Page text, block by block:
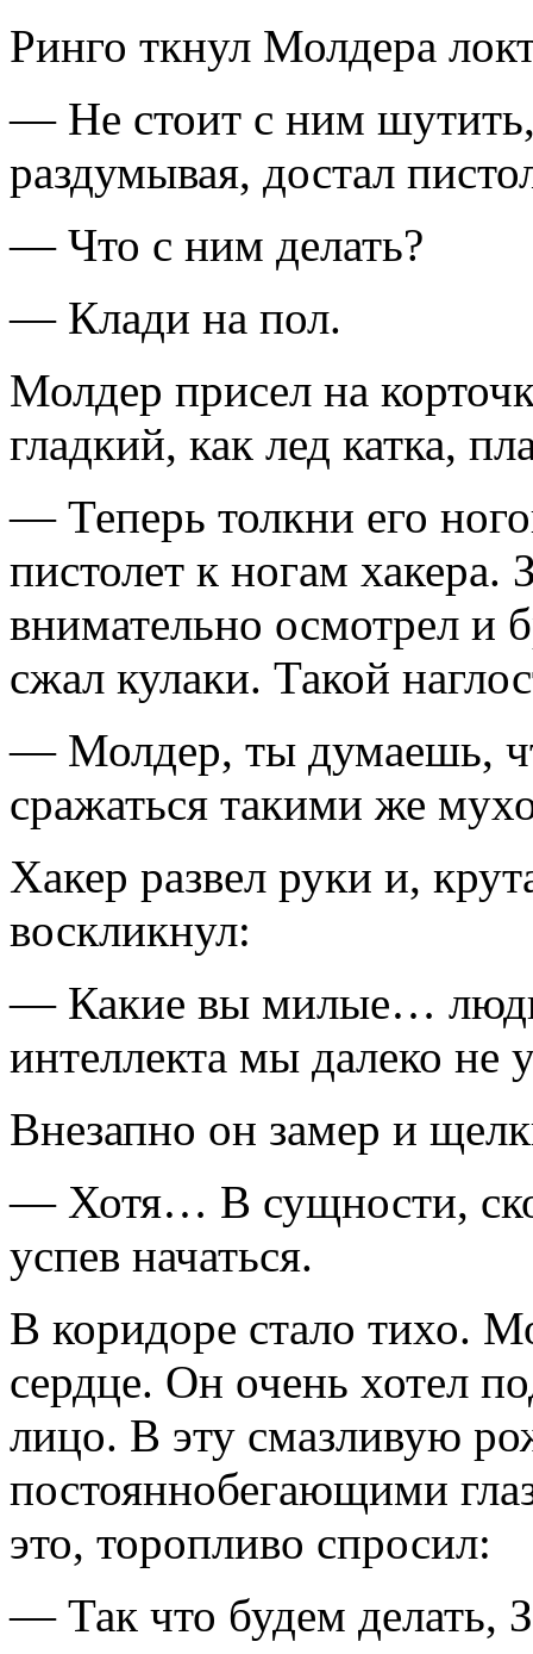
Ринго ткнул Молдера
— Не стоит с ним
раздумывая, достал
— Что с ним делать?
— Клади на пол.
Молдер присел на
гладкий, как лед катка,
— Теперь толкни его
пистолет к ногам хакера.
внимательно осмотрел и
сжал кулаки. Такой
— Молдер, ты думаешь,
сражаться такими же
Хакер развел руки и,
воскликнул:
— Какие вы милые…
интеллекта мы далеко не
Внезапно он замер и
— Хотя… В сущности,
успев начаться.
В коридоре стало тихо.
сердце. Он очень хотел
лицо. В эту смазливую
постояннобегающими
это, торопливо спросил:
— Так что будем делать,